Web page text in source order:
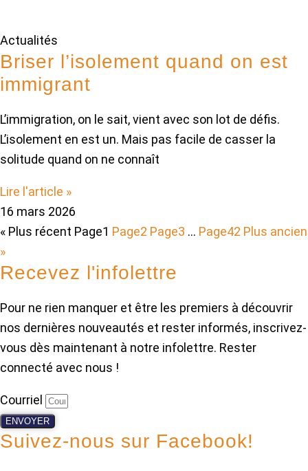
Actualités
Briser l’isolement quand on est
immigrant
L’immigration, on le sait, vient avec son lot de défis.
L’isolement en est un. Mais pas facile de casser la
solitude quand on ne connaît
Lire l'article »
16 mars 2026
« Plus récent Page1 Page2 Page3 … Page42 Plus ancien
»
Recevez l'infolettre
Pour ne rien manquer et être les premiers à découvrir
nos dernières nouveautés et rester informés, inscrivez-
vous dès maintenant à notre infolettre. Rester
connecté avec nous !
Courriel
ENVOYER
Suivez-nous sur Facebook!